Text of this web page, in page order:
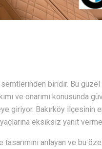
biridir. Bu
ve onarımı konusunda
giriyor. Bakırköy ilçesinin
eksiksiz yanıt
anlayan ve bu